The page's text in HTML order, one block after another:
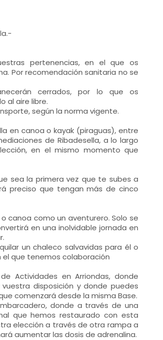
pertenencias, en el que os
Por recomendación sanitaria no se
cerrados, por lo que os
al aire libre.
según la norma vigente.
en canoa o kayak (piraguas), entre
de Ribadesella, a lo largo
en el mismo momento que
sea la primera vez que te subes a
preciso que tengan más de cinco
canoa como un aventurero. Solo se
en una inolvidable jornada en
un chaleco salvavidas para él o
el que tenemos colaboración
Actividades en Arriondas, donde
disposición y donde puedes
comenzará desde la misma Base.
donde a través de una
que hemos restaurado con esta
elección a través de otra rampa a
aumentar las dosis de adrenalina.